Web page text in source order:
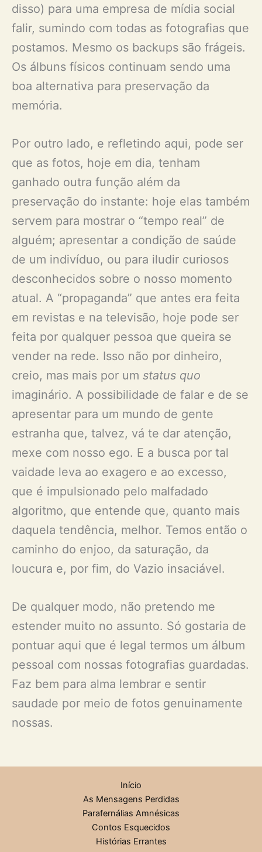
disso) para uma empresa de mídia social
falir, sumindo com todas as fotografias que
postamos. Mesmo os backups são frágeis.
Os álbuns físicos continuam sendo uma
boa alternativa para preservação da
memória.
Por outro lado, e refletindo aqui, pode ser
que as fotos, hoje em dia, tenham
ganhado outra função além da
preservação do instante: hoje elas também
servem para mostrar o “tempo real” de
alguém; apresentar a condição de saúde
de um indivíduo, ou para iludir curiosos
desconhecidos sobre o nosso momento
atual. A “propaganda” que antes era feita
em revistas e na televisão, hoje pode ser
feita por qualquer pessoa que queira se
vender na rede. Isso não por dinheiro,
creio, mas mais por um status quo
imaginário. A possibilidade de falar e de se
apresentar para um mundo de gente
estranha que, talvez, vá te dar atenção,
mexe com nosso ego. E a busca por tal
vaidade leva ao exagero e ao excesso,
que é impulsionado pelo malfadado
algoritmo, que entende que, quanto mais
daquela tendência, melhor. Temos então o
caminho do enjoo, da saturação, da
loucura e, por fim, do Vazio insaciável.
De qualquer modo, não pretendo me
estender muito no assunto. Só gostaria de
pontuar aqui que é legal termos um álbum
pessoal com nossas fotografias guardadas.
Faz bem para alma lembrar e sentir
saudade por meio de fotos genuinamente
nossas.
Início
As Mensagens Perdidas
Parafernálias Amnésicas
Contos Esquecidos
Histórias Errantes